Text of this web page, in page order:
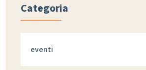
Categoria
eventi